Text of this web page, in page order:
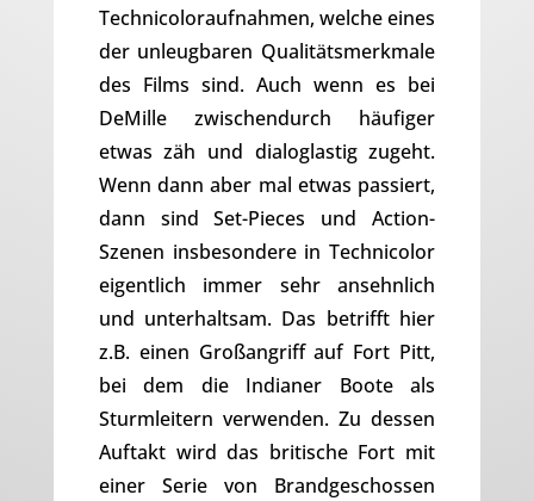
Technicoloraufnahmen, welche eines
der unleugbaren Qualitätsmerkmale
des Films sind. Auch wenn es bei
DeMille zwischendurch häufiger
etwas zäh und dialoglastig zugeht.
Wenn dann aber mal etwas passiert,
dann sind Set-Pieces und Action-
Szenen insbesondere in Technicolor
eigentlich immer sehr ansehnlich
und unterhaltsam. Das betrifft hier
z.B. einen Großangriff auf Fort Pitt,
bei dem die Indianer Boote als
Sturmleitern verwenden. Zu dessen
Auftakt wird das britische Fort mit
einer Serie von Brandgeschossen